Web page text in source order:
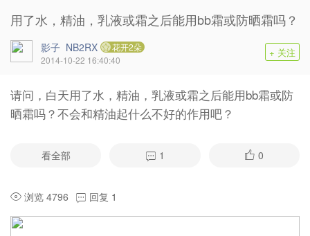
用了水，精油，乳液或霜之后能用bb霜或防晒霜吗？
影子_NB2RX
花开2朵
2014-10-22 16:40:40
+ 关注
请问，白天用了水，精油，乳液或霜之后能用bb霜或防
晒霜吗？不会和精油起什么不好的作用吧？
看全部 1 0
浏览 4796 回复 1